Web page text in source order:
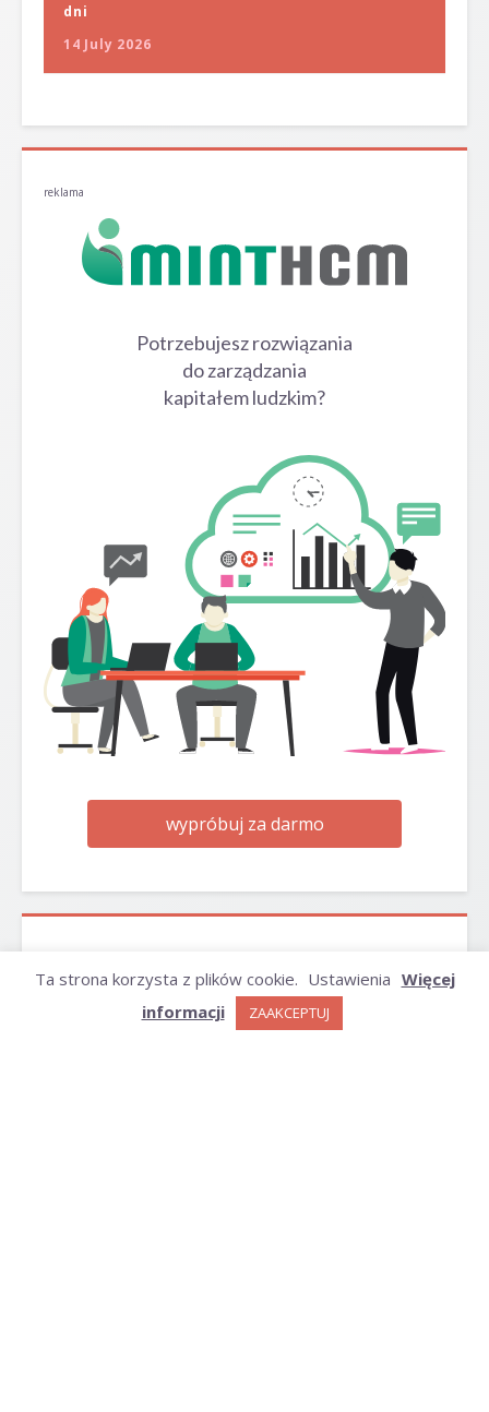
dni
14 July 2026
reklama
Potrzebujesz rozwiązania
do zarządzania
kapitałem ludzkim?
wypróbuj za darmo
Ta strona korzysta z plików cookie. Ustawienia Więcej
informacji
ZAAKCEPTUJ